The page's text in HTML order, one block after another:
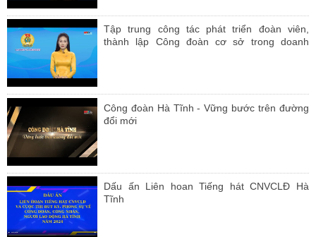
Tập trung công tác phát triển đoàn viên,
thành lập Công đoàn cơ sở trong doanh
Công đoàn Hà Tĩnh - Vững bước trên đường
đổi mới
Dấu ấn Liên hoan Tiếng hát CNVCLĐ Hà
Tĩnh